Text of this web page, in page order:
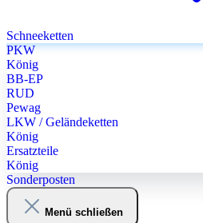
Schneeketten
PKW
König
BB-EP
RUD
Pewag
LKW / Geländeketten
König
Ersatzteile
König
Sonderposten
Menü schließen